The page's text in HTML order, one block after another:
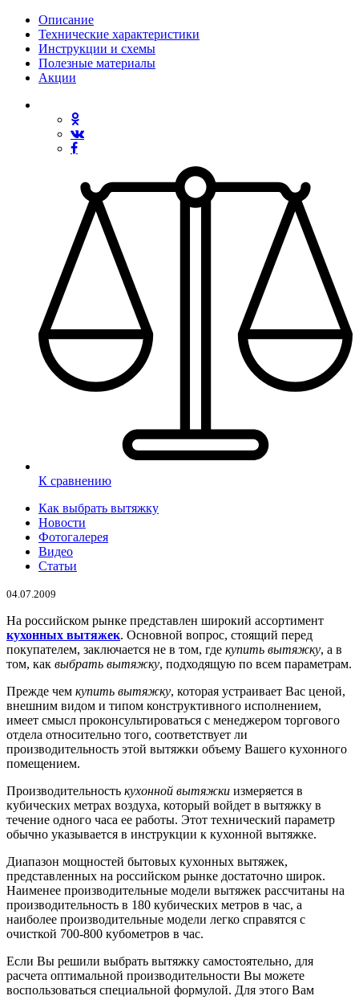
Описание
Технические характеристики
Инструкции и схемы
Полезные материалы
Акции
К сравнению
Как выбрать вытяжку
Новости
Фотогалерея
Видео
Статьи
04.07.2009
На российском рынке представлен широкий ассортимент
кухонных вытяжек. Основной вопрос, стоящий перед
покупателем, заключается не в том, где купить вытяжку, а в
том, как выбрать вытяжку, подходящую по всем параметрам.
Прежде чем купить вытяжку, которая устраивает Вас ценой,
внешним видом и типом конструктивного исполнением,
имеет смысл проконсультироваться с менеджером торгового
отдела относительно того, соответствует ли
производительность этой вытяжки объему Вашего кухонного
помещением.
Производительность кухонной вытяжки измеряется в
кубических метрах воздуха, который войдет в вытяжку в
течение одного часа ее работы. Этот технический параметр
обычно указывается в инструкции к кухонной вытяжке.
Диапазон мощностей бытовых кухонных вытяжек,
представленных на российском рынке достаточно широк.
Наименее производительные модели вытяжек рассчитаны на
производительность в 180 кубических метров в час, а
наиболее производительные модели легко справятся с
очисткой 700-800 кубометров в час.
Если Вы решили выбрать вытяжку самостоятельно, для
расчета оптимальной производительности Вы можете
воспользоваться специальной формулой. Для этого Вам